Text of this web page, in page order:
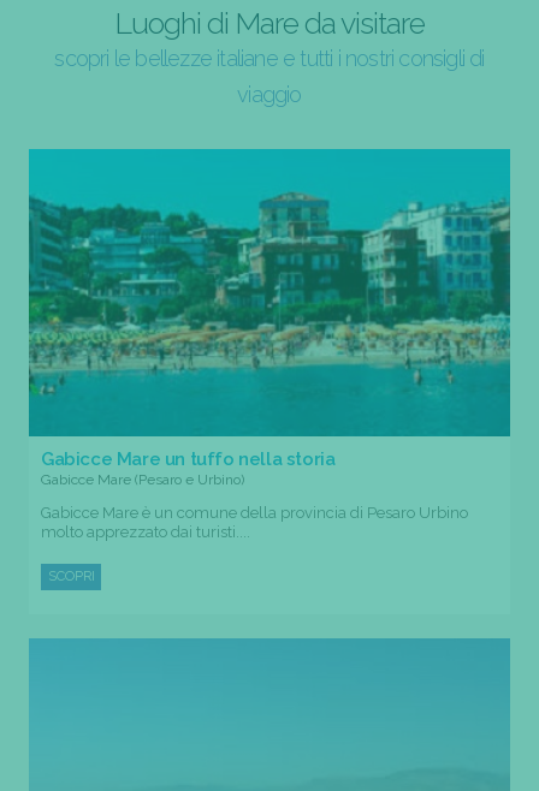
Luoghi di Mare da visitare
scopri le bellezze italiane e tutti i nostri consigli di
viaggio
Gabicce Mare un tuffo nella storia
Gabicce Mare (Pesaro e Urbino)
Gabicce Mare è un comune della provincia di Pesaro Urbino
molto apprezzato dai turisti....
SCOPRI